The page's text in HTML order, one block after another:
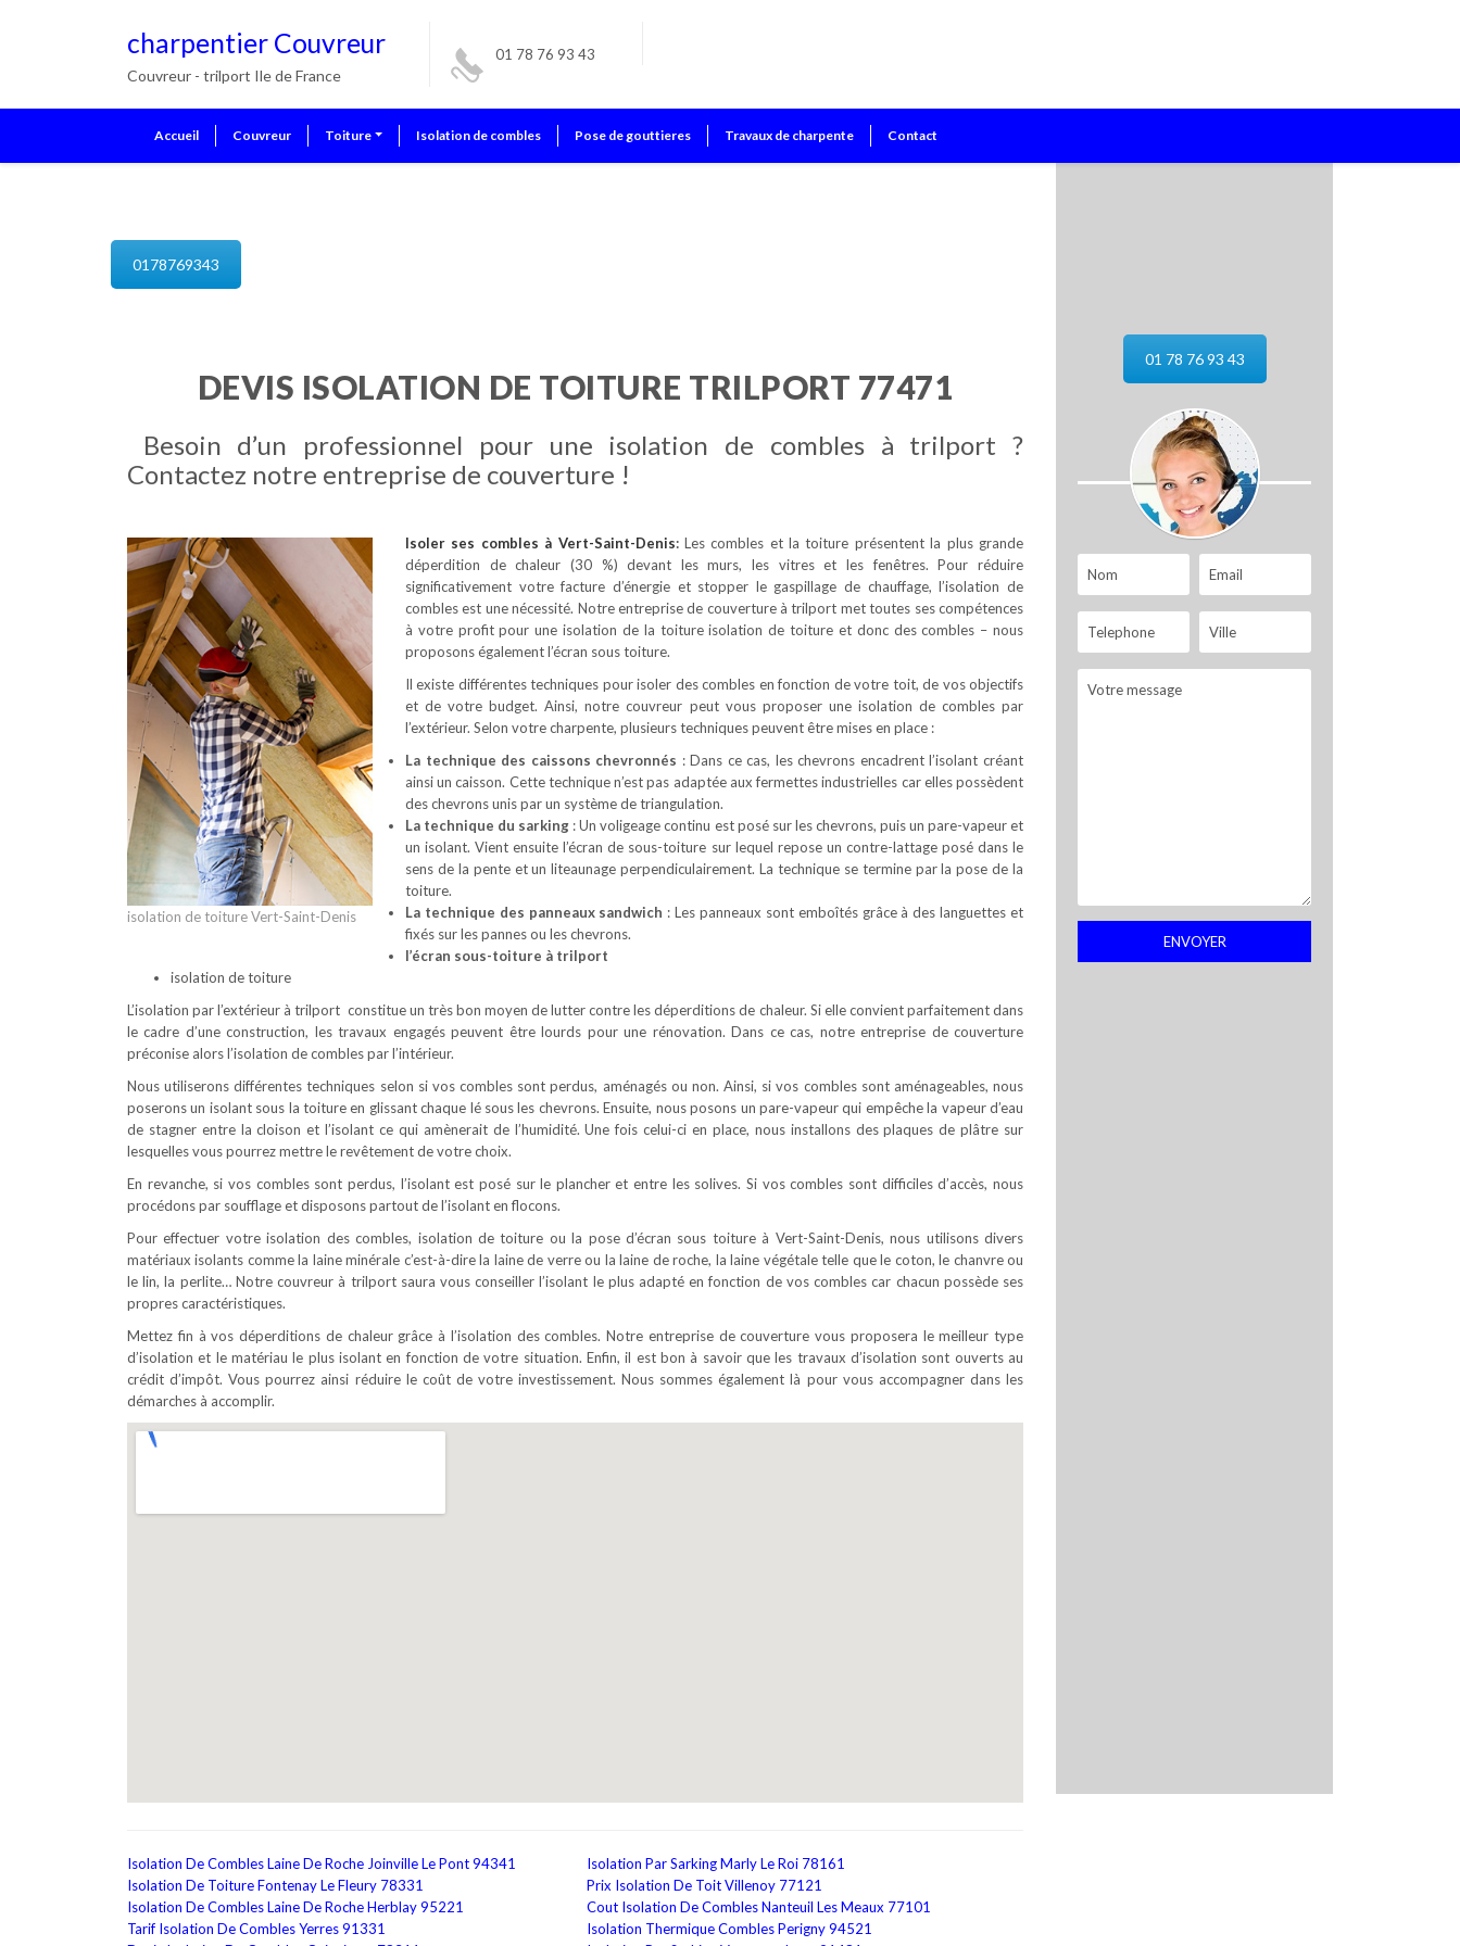
charpentier Couvreur
Couvreur - trilport Ile de France
01 78 76 93 43
Accueil Couvreur Toiture Isolation de combles Pose de gouttieres Travaux de charpente Contact
0178769343
DEVIS ISOLATION DE TOITURE TRILPORT 77471
Besoin d’un professionnel pour une isolation de combles à trilport ?
Contactez notre entreprise de couverture !
isolation de toiture Vert-Saint-Denis
Isoler ses combles à Vert-Saint-Denis:Les combles et la toiture présentent la plus grande
déperdition de chaleur (30 %) devant les murs, les vitres et les fenêtres. Pour réduire
significativement votre facture d’énergie et stopper le gaspillage de chauffage, l’isolation de
combles est une nécessité. Notre entreprise de couverture à trilport met toutes ses compétences
à votre profit pour une isolation de la toiture isolation de toiture et donc des combles – nous
proposons également l’écran sous toiture.
Il existe différentes techniques pour isoler des combles en fonction de votre toit, de vos objectifs
et de votre budget. Ainsi, notre couvreur peut vous proposer une isolation de combles par
l’extérieur. Selon votre charpente, plusieurs techniques peuvent être mises en place :
La technique des caissons chevronnés : Dans ce cas, les chevrons encadrent l’isolant créant
ainsi un caisson. Cette technique n’est pas adaptée aux fermettes industrielles car elles possèdent
des chevrons unis par un système de triangulation.
La technique du sarking : Un voligeage continu est posé sur les chevrons, puis un pare-vapeur et
un isolant. Vient ensuite l’écran de sous-toiture sur lequel repose un contre-lattage posé dans le
sens de la pente et un liteaunage perpendiculairement. La technique se termine par la pose de la
toiture.
La technique des panneaux sandwich : Les panneaux sont emboîtés grâce à des languettes et
fixés sur les pannes ou les chevrons.
l’écran sous-toiture à trilport
isolation de toiture
L’isolation par l’extérieur à trilport constitue un très bon moyen de lutter contre les déperditions de chaleur. Si elle convient parfaitement dans
le cadre d’une construction, les travaux engagés peuvent être lourds pour une rénovation. Dans ce cas, notre entreprise de couverture
préconise alors l’isolation de combles par l’intérieur.
Nous utiliserons différentes techniques selon si vos combles sont perdus, aménagés ou non. Ainsi, si vos combles sont aménageables, nous
poserons un isolant sous la toiture en glissant chaque lé sous les chevrons. Ensuite, nous posons un pare-vapeur qui empêche la vapeur d’eau
de stagner entre la cloison et l’isolant ce qui amènerait de l’humidité. Une fois celui-ci en place, nous installons des plaques de plâtre sur
lesquelles vous pourrez mettre le revêtement de votre choix.
En revanche, si vos combles sont perdus, l’isolant est posé sur le plancher et entre les solives. Si vos combles sont difficiles d’accès, nous
procédons par soufflage et disposons partout de l’isolant en flocons.
Pour effectuer votre isolation des combles, isolation de toiture ou la pose d’écran sous toiture à Vert-Saint-Denis, nous utilisons divers
matériaux isolants comme la laine minérale c’est-à-dire la laine de verre ou la laine de roche, la laine végétale telle que le coton, le chanvre ou
le lin, la perlite… Notre couvreur à trilport saura vous conseiller l’isolant le plus adapté en fonction de vos combles car chacun possède ses
propres caractéristiques.
Mettez fin à vos déperditions de chaleur grâce à l’isolation des combles. Notre entreprise de couverture vous proposera le meilleur type
d’isolation et le matériau le plus isolant en fonction de votre situation. Enfin, il est bon à savoir que les travaux d’isolation sont ouverts au
crédit d’impôt. Vous pourrez ainsi réduire le coût de votre investissement. Nous sommes également là pour vous accompagner dans les
démarches à accomplir.
Isolation De Combles Laine De Roche Joinville Le Pont 94341
Isolation De Toiture Fontenay Le Fleury 78331
Isolation De Combles Laine De Roche Herblay 95221
Tarif Isolation De Combles Yerres 91331
Isolation Par Sarking Marly Le Roi 78161
Prix Isolation De Toit Villenoy 77121
Cout Isolation De Combles Nanteuil Les Meaux 77101
Isolation Thermique Combles Perigny 94521
01 78 76 93 43